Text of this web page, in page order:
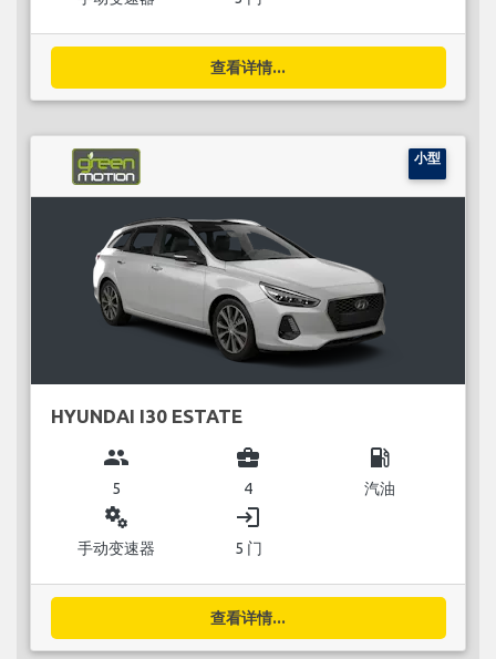
查看详情...
小型
HYUNDAI I30 ESTATE
group
5
business_center
4
local_gas_station
汽油
miscellaneous_services
手动变速器
login
5 门
查看详情...